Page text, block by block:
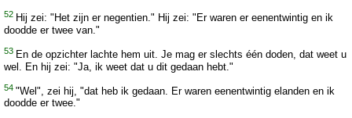
52 Hij zei: "Het zijn er negentien." Hij zei: "Er waren er eenentwintig en ik
doodde er twee van."
53 En de opzichter lachte hem uit. Je mag er slechts één doden, dat weet u
wel. En hij zei: "Ja, ik weet dat u dit gedaan hebt."
54 "Wel", zei hij, "dat heb ik gedaan. Er waren eenentwintig elanden en ik
doodde er twee."